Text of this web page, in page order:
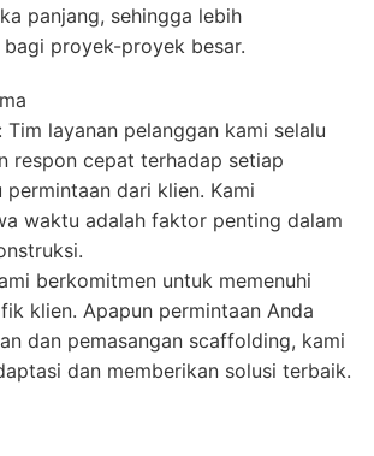
panjang, sehingga lebih
proyek-proyek besar.
Tim layanan pelanggan kami selalu
respon cepat terhadap setiap
dari klien. Kami
waktu adalah faktor penting dalam
berkomitmen untuk memenuhi
klien. Apapun permintaan Anda
dan pemasangan scaffolding, kami
dan memberikan solusi terbaik.